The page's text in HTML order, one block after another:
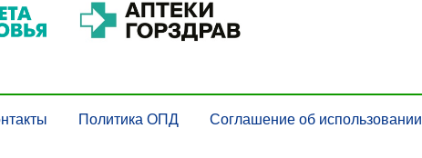
Политика ОПД Соглашение об использовании